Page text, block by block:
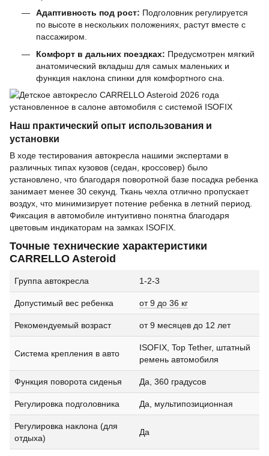
Адаптивность под рост: Подголовник регулируется
по высоте в нескольких положениях, растут вместе с
пассажиром.
Комфорт в дальних поездках: Предусмотрен мягкий
анатомический вкладыш для самых маленьких и
функция наклона спинки для комфортного сна.
Наш практический опыт использования и
установки
В ходе тестирования автокресла нашими экспертами в
различных типах кузовов (седан, кроссовер) было
установлено, что благодаря поворотной базе посадка ребенка
занимает менее 30 секунд. Ткань чехла отлично пропускает
воздух, что минимизирует потение ребенка в летний период.
Фиксация в автомобиле интуитивно понятна благодаря
цветовым индикаторам на замках ISOFIX.
Точные технические характеристики
CARRELLO Asteroid
Группа автокресла 1-2-3
Допустимый вес ребенка от 9 до 36 кг
Рекомендуемый возраст от 9 месяцев до 12 лет
Система крепления в авто
ISOFIX, Top Tether, штатный
ремень автомобиля
Функция поворота сиденья Да, 360 градусов
Регулировка подголовника Да, мультипозиционная
Регулировка наклона (для
отдыха)
Да